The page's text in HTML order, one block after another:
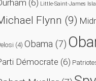
(6) Little-Saint-James
Flynn (9)
(4) Obama (7)
Démocrate (6)